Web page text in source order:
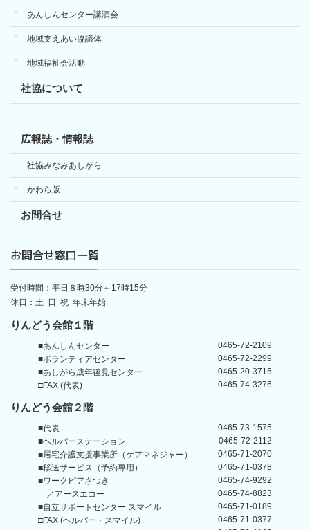
あんしんセンター講演会
地域支えあい協議体
地域福祉会活動
社協について
広報誌・情報誌
社協みなみあしがら
かわら版
お問合せ
お問合せ窓口一覧
受付時間：平日８時30分～17時15分
休日：土･日･祝･年末年始
りんどう会館１階
■あんしんセンター
0465-72-2109
■ボランティアセンター
0465-72-2299
■あしがら成年後見センター
0465-20-3715
□FAX (代表)
0465-74-3276
りんどう会館 ２階
■代表
0465-73-1575
■ヘルパーステーション
0465-72-2112
■居宅介護支援事業所 （ケアマネジャー）
0465-71-2070
■移送サービス（予約専用）
0465-71-0378
■ワークピアさつき
0465-74-9292
／アースエコー
0465-74-8823
■自立サポートセンター スマイル
0465-71-0189
□FAX (ヘルパー・スマイル)
0465-71-0377